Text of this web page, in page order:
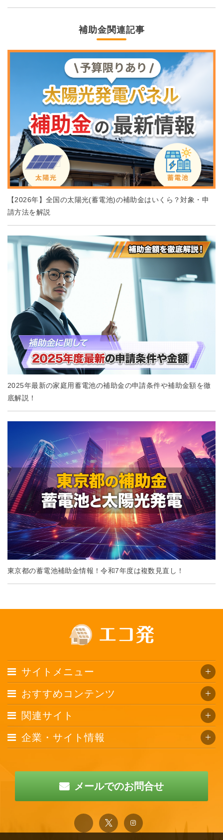
補助金関連記事
【2026年】全国の太陽光(蓄電池)の補助金はいくら？対象・申
請方法を解説
2025年最新の家庭用蓄電池の補助金の申請条件や補助金額を徹
底解説！
東京都の蓄電池補助金情報！令和7年度は複数見直し！
サイトメニュー
おすすめコンテンツ
関連サイト
企業・サイト情報
メールでのお問合せ